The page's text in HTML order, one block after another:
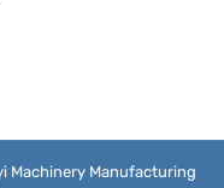
Machinery Manufacturing